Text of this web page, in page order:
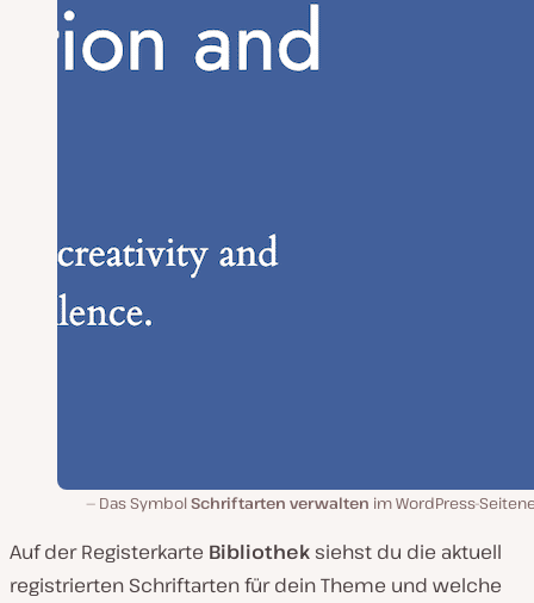
Das SymbolSchriftarten verwalten im WordPress-
Auf der Registerkarte Bibliothek siehst du die aktuell
registrierten Schriftarten für dein Theme und welche